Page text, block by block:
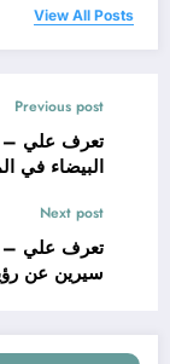
View All Posts
Previous post
تعرف علي –
البيضاء في
Next post
سيرين عن